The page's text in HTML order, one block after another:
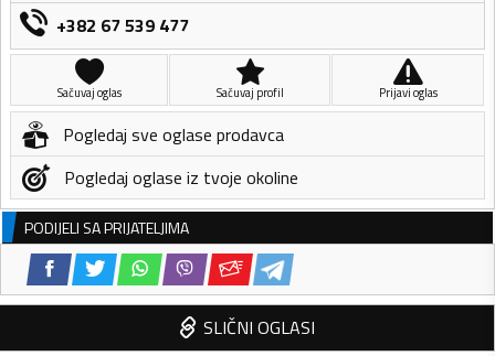
+382 67 539 477
Sačuvaj oglas Sačuvaj profil Prijavi oglas
Pogledaj sve oglase prodavca
Pogledaj oglase iz tvoje okoline
PODIJELI SA PRIJATELJIMA
SLIČNI OGLASI